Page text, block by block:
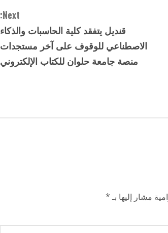
Next:
قنديل يتفقد كلية الحاسبات والذكاء
الاصطناعي للوقوف على آخر مستجدات
منصة جامعة حلوان للكتاب الإلكتروني
مشار إليها بـ*